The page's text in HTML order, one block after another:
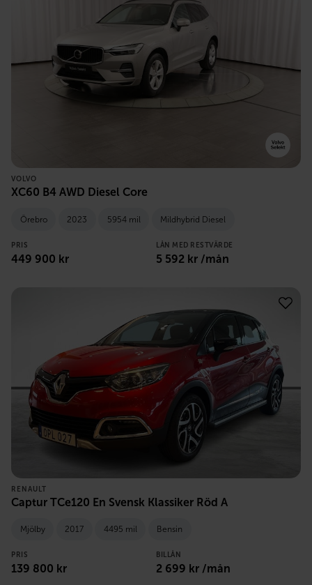
VOLVO
XC60 B4 AWD Diesel Core
Örebro 2023 5954 mil Mildhybrid Diesel
PRIS
449 900 kr
LÅN MED RESTVÄRDE
5 592 kr /mån
RENAULT
Captur TCe120 En Svensk Klassiker Röd A
Mjölby 2017 4495 mil Bensin
PRIS
139 800 kr
BILLÅN
2 699 kr /mån